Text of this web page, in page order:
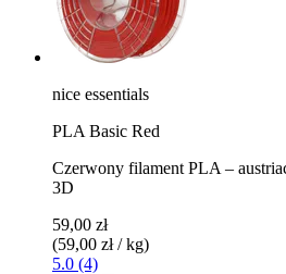
nice essentials
PLA Basic Red
Czerwony filament PLA –
3D
59,00 zł
(59,00 zł / kg)
5.0 (4)